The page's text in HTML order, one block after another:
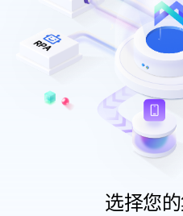
选择您